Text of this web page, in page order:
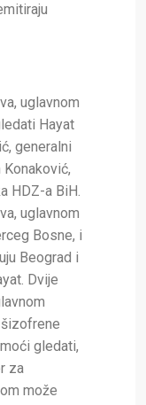
uglavnom
Hayat
generalni
HDZ-a BiH.
uglavnom
Bosne, i
Beograd i
Dvije
gledati,
za
može